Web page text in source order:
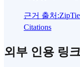
근거 출처 :
Citations
외부 인용 링